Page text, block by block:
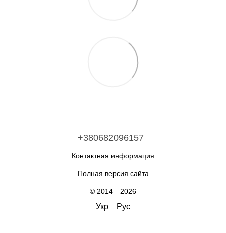
+380682096157
Контактная информация
Полная версия сайта
© 2014—2026
Укр Рус